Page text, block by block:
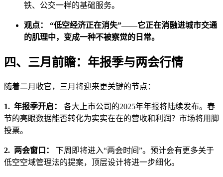
铁、公交一样的基础服务。
观点：
“低空经济正在消失”——它正在消融进城市交通
的肌理中，变成一种不被察觉的日常。
四、三月前瞻：年报季与两会行情
随着二月收官，三月将迎来更关键的节点：
1. 年报季开启：
各大上市公司的2025年年报将陆续发布。春
节的亮眼数据能否转化为实实在在的营收和利润？市场将用脚
投票。
2. 两会窗口：
下周即将进入“两会时间”。预计会有更多关于
低空空域管理法的提案，顶层设计将进一步细化。